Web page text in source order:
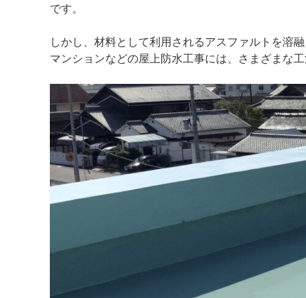
です。
しかし、材料として利用されるアスファルトを溶
マンションなどの屋上防水工事には、さまざまな